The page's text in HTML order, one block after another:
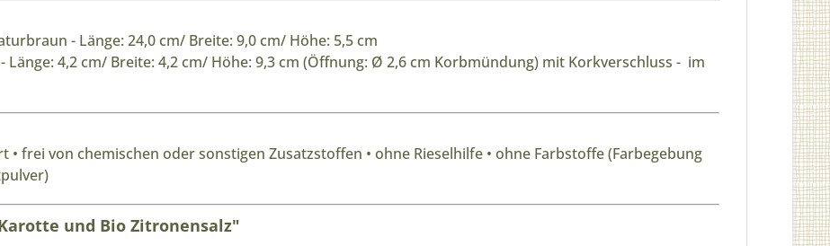
- Länge: 24,0 cm/ Breite: 9,0 cm/ Höhe: 5,5 cm
Länge: 4,2 cm/ Breite: 4,2 cm/ Höhe: 9,3 cm (Öffnung: Ø 2,6 cm Korbmündung) mit Korkverschluss - im
frei von chemischen oder sonstigen Zusatzstoffen • ohne Rieselhilfe • ohne Farbstoffe (Farbegebung
und Bio Zitronensalz"